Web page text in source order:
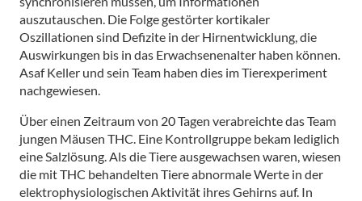
auszutauschen. Die Folge gestörter kortikaler
Oszillationen sind Defizite in der Hirnentwicklung, die
Auswirkungen bis in das Erwachsenenalter haben können.
Asaf Keller und sein Team haben dies im Tierexperiment
nachgewiesen.
Über einen Zeitraum von 20 Tagen verabreichte das Team
jungen Mäusen THC. Eine Kontrollgruppe bekam lediglich
eine Salzlösung. Als die Tiere ausgewachsen waren, wiesen
die mit THC behandelten Tiere abnormale Werte in der
elektrophysiologischen Aktivität ihres Gehirns auf. In